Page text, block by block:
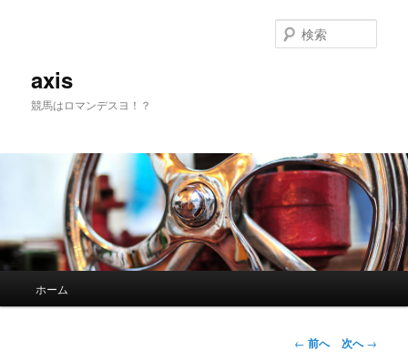
axis
競馬はロマンデスヨ！？
索
メインコンテンツへ移動
サブコンテンツへ移動
ホーム
投稿ナビゲーシ
← 前へ 次へ→